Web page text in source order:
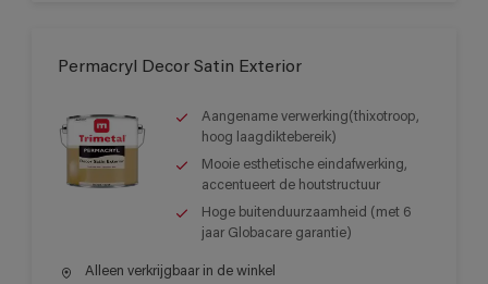
Permacryl Decor Satin Exterior
Aangename verwerking(thixotroop,
hoog laagdiktebereik)
Mooie esthetische eindafwerking,
accentueert de houtstructuur
Hoge buitenduurzaamheid (met 6
jaar Globacare garantie)
Alleen verkrijgbaar in de winkel